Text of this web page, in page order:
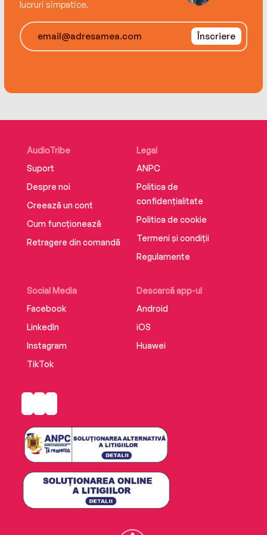
lucruri simpatice.
Înscriere
AudioTribe
Suport
Despre noi
Creează un cont
Cum funcționează
Retragere din comandă
Social Media
Facebook
LinkedIn
Instagram
TikTok
Descarcă app-ul
Android
iOS
Huawei
Legal
ANPC
Politica de
confidențialitate
Politica de cookie
Termeni și condiții
Regulamente